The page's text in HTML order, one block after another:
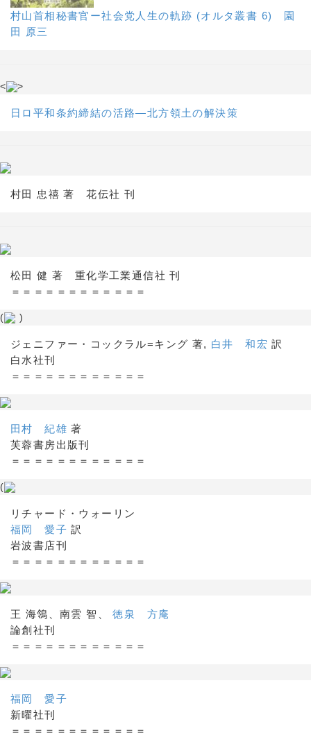
村山首相秘書官ー社会党人生の軌跡 (オルタ叢書 6) 園
田 原三
< >
日ロ平和条約締結の活路―北方領土の解決策
村田 忠禧 著 花伝社 刊
松田 健 著 重化学工業通信社 刊
＝＝＝＝＝＝＝＝＝＝＝＝
( )
ジェニファー・コックラル=キング 著, 白井 和宏 訳
白水社刊
＝＝＝＝＝＝＝＝＝＝＝＝
田村 紀雄 著
芙蓉書房出版刊
＝＝＝＝＝＝＝＝＝＝＝＝
(
リチャード・ウォーリン
福岡 愛子 訳
岩波書店刊
＝＝＝＝＝＝＝＝＝＝＝＝
王 海鴒、南雲 智、徳泉 方庵
論創社刊
＝＝＝＝＝＝＝＝＝＝＝＝
福岡 愛子
新曜社刊
＝＝＝＝＝＝＝＝＝＝＝＝